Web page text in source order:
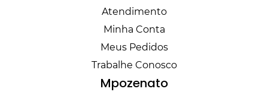
Atendimento
Minha Conta
Meus Pedidos
Trabalhe Conosco
Mpozenato